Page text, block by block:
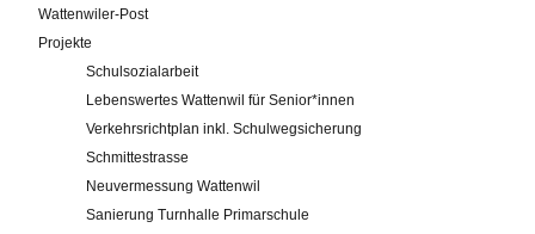
Online-Service
Impressum
Wattenwiler-Post
Projekte
Schulsozialarbeit
Lebenswertes Wattenwil für Senior*innen
Verkehrsrichtplan inkl. Schulwegsicherung
Schmittestrasse
Neuvermessung Wattenwil
Sanierung Turnhalle Primarschule